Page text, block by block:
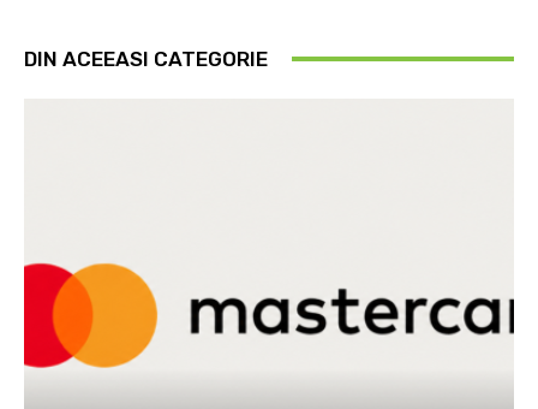
DIN ACEEASI CATEGORIE